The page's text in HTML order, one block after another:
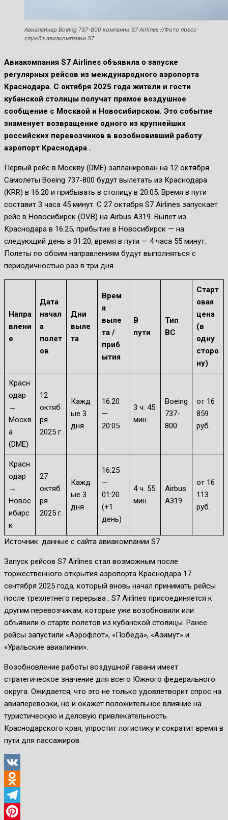
Авиалайнер Boeing 737-800 компании S7 Airlines //Фото пресс-
служба авиакомпании S7
Авиакомпания S7 Airlines объявила о запуске
регулярных рейсов из международного аэропорта
Краснодара. С октября 2025 года жители и гости
кубанской столицы получат прямое воздушное
сообщение с Москвой и Новосибирском. Это событие
знаменует возвращение одного из крупнейших
российских перевозчиков в возобновивший работу
аэропорт Краснодара .
Первый рейс в Москву (DME) запланирован на 12 октября.
Самолеты Boeing 737-800 будут вылетать из Краснодара
(KRR) в 16:20 и прибывать в столицу в 20:05. Время в пути
составит 3 часа 45 минут. С 27 октября S7 Airlines запускает
рейс в Новосибирск (OVB) на Airbus A319. Вылет из
Краснодара в 16:25, прибытие в Новосибирск — на
следующий день в 01:20, время в пути — 4 часа 55 минут.
Полеты по обоим направлениям будут выполняться с
периодичностью раз в три дня.
Напра
влени
е
Дата
начал
а
полет
ов
Дни
выле
та
Врем
я
выле
та /
приб
ытия
В
пути
Тип
ВС
Старт
овая
цена
(в
одну
сторо
ну)
Красн
одар
→
Москв
а
(DME)
12
октяб
ря
2025 г.
Кажд
ые 3
дня
16:20
—
20:05
3 ч. 45
мин.
Boeing
737-
800
от 16
859
руб.
Красн
одар
→
Новос
ибирс
к
27
октяб
ря
2025 г.
Кажд
ые 3
дня
16:25
—
01:20
(+1
день)
4 ч. 55
мин.
Airbus
A319
от 16
113
руб.
Источник: данные с сайта авиакомпании S7
Запуск рейсов S7 Airlines стал возможным после
торжественного открытия аэропорта Краснодара 17
сентября 2025 года, который вновь начал принимать рейсы
после трехлетнего перерыва . S7 Airlines присоединяется к
другим перевозчикам, которые уже возобновили или
объявили о старте полетов из кубанской столицы. Ранее
рейсы запустили «Аэрофлот», «Победа», «Азимут» и
«Уральские авиалинии».
Возобновление работы воздушной гавани имеет
стратегическое значение для всего Южного федерального
округа. Ожидается, что это не только удовлетворит спрос на
авиаперевозки, но и окажет положительное влияние на
туристическую и деловую привлекательность
Краснодарского края, упростит логистику и сократит время в
пути для пассажиров.
VK
Odnoklassniki
Telegram